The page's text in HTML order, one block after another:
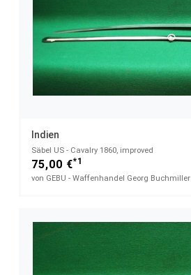
Indien
Säbel US - Cavalry 1860, improved
75,00 €*1
von GEBU - Waffenhandel Georg Buchmiller